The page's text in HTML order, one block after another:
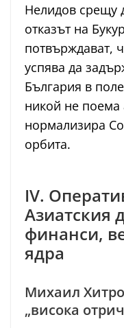
Нелидов срещу
отказът на
потвърждават,
успява да
България в
никой не поема
нормализира
орбита.
IV.
Азиатския
финанси,
ядра
Михаил
„висока